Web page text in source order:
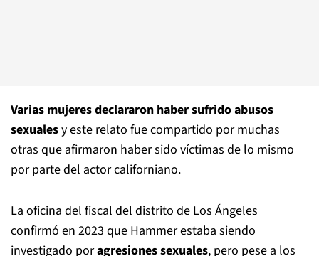
Varias mujeres declararon haber sufrido abusos
sexualesy este relato fue compartido por muchas
otras que afirmaron haber sido víctimas de lo mismo
por parte del actor californiano.
La oficina del fiscal del distrito de Los Ángeles
confirmó en 2023 que Hammer estaba siendo
investigado poragresiones sexuales, pero pese a los